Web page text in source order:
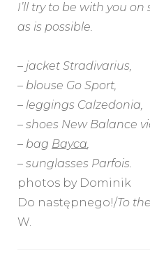
I’ll try to be with you
as is possible.
– jacket Stradivarius,
– blouse Go Sport,
– leggings Calzedonia,
– shoes New Balance
– bag Bayca,
– sunglasses Parfois.
photos by Dominik
Do następnego!/To
W.